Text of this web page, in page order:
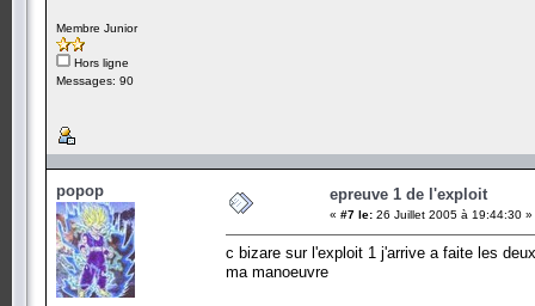
Membre Junior
Hors ligne
Messages: 90
popop epreuve 1 de l'exploit
« #7 le: 26 Juillet 2005 à 19:44:30 »
c bizare sur l'exploit 1 j'arrive a faite les
ma manoeuvre